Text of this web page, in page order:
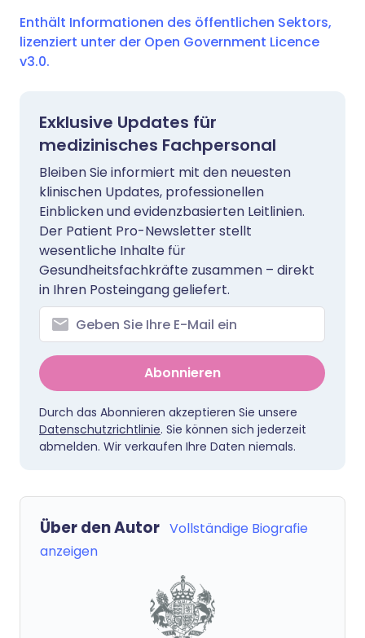
Enthält Informationen des öffentlichen Sektors,
lizenziert unter der Open Government Licence
v3.0.
Exklusive Updates für
medizinisches Fachpersonal
Bleiben Sie informiert mit den neuesten
klinischen Updates, professionellen
Einblicken und evidenzbasierten Leitlinien.
Der Patient Pro-Newsletter stellt
wesentliche Inhalte für
Gesundheitsfachkräfte zusammen – direkt
in Ihren Posteingang geliefert.
Abonnieren
Durch das Abonnieren akzeptieren Sie unsere
Datenschutzrichtlinie. Sie können sich jederzeit
abmelden. Wir verkaufen Ihre Daten niemals.
Über den Autor Vollständige Biografie
anzeigen